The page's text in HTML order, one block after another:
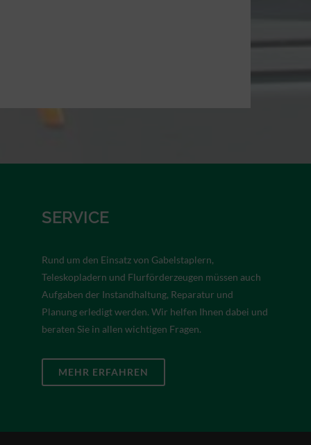
SERVICE
Rund um den Einsatz von Gabelstaplern,
Teleskopladern und Flurförderzeugen müssen auch
Aufgaben der Instandhaltung, Reparatur und
Planung erledigt werden. Wir helfen Ihnen dabei und
beraten Sie in allen wichtigen Fragen.
MEHR ERFAHREN